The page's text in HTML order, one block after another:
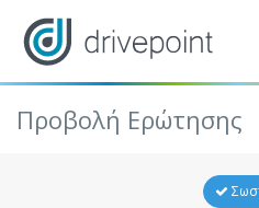
Προβολή Ερώτησης